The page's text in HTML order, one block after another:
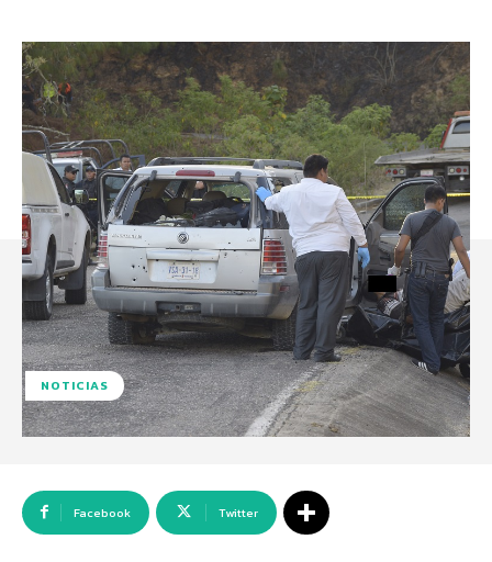
NOTICIAS
Facebook Twitter